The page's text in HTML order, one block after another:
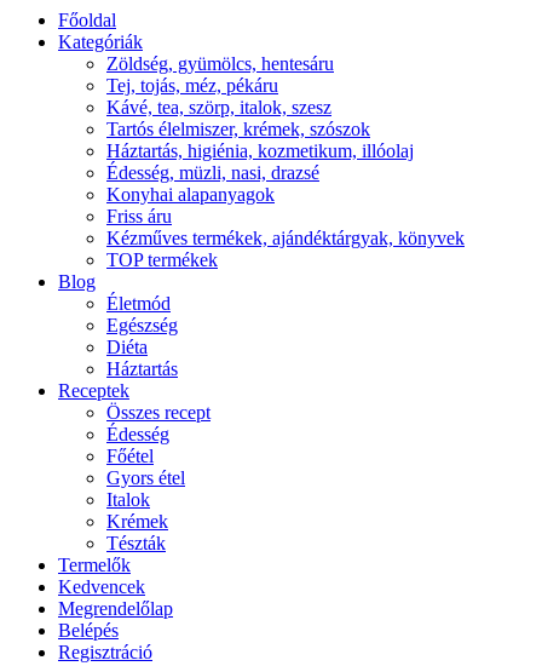
Főoldal
Kategóriák
Zöldség, gyümölcs, hentesáru
Tej, tojás, méz, pékáru
Kávé, tea, szörp, italok, szesz
Tartós élelmiszer, krémek, szószok
Háztartás, higiénia, kozmetikum, illóolaj
Édesség, müzli, nasi, drazsé
Konyhai alapanyagok
Friss áru
Kézműves termékek, ajándéktárgyak, könyvek
TOP termékek
Blog
Életmód
Egészség
Diéta
Háztartás
Receptek
Összes recept
Édesség
Főétel
Gyors étel
Italok
Krémek
Tészták
Termelők
Kedvencek
Megrendelőlap
Belépés
Regisztráció